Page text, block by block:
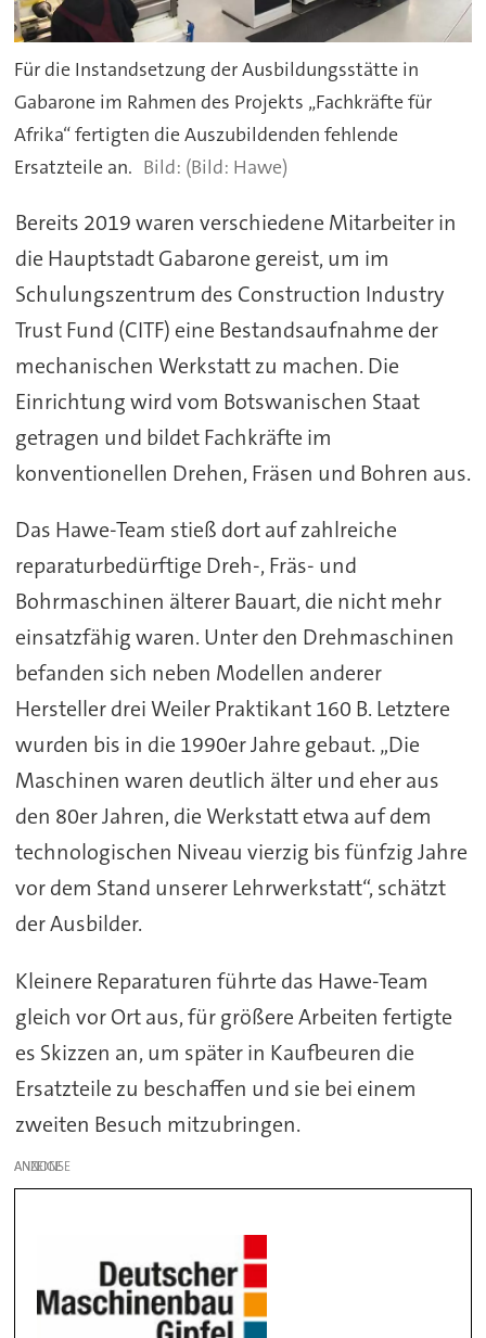
Für die Instandsetzung der Ausbildungsstätte in
Gabarone im Rahmen des Projekts „Fachkräfte für
Afrika“ fertigten die Auszubildenden fehlende
Ersatzteile an.
(Bild: Hawe)
Bereits 2019 waren verschiedene Mitarbeiter in
die Hauptstadt Gabarone gereist, um im
Schulungszentrum des Construction Industry
Trust Fund (CITF) eine Bestandsaufnahme der
mechanischen Werkstatt zu machen. Die
Einrichtung wird vom Botswanischen Staat
getragen und bildet Fachkräfte im
konventionellen Drehen, Fräsen und Bohren aus.
Das Hawe-Team stieß dort auf zahlreiche
reparaturbedürftige Dreh-, Fräs- und
Bohrmaschinen älterer Bauart, die nicht mehr
einsatzfähig waren. Unter den Drehmaschinen
befanden sich neben Modellen anderer
Hersteller drei Weiler Praktikant 160 B. Letztere
wurden bis in die 1990er Jahre gebaut. „Die
Maschinen waren deutlich älter und eher aus
den 80er Jahren, die Werkstatt etwa auf dem
technologischen Niveau vierzig bis fünfzig Jahre
vor dem Stand unserer Lehrwerkstatt“, schätzt
der Ausbilder.
Kleinere Reparaturen führte das Hawe-Team
gleich vor Ort aus, für größere Arbeiten fertigte
es Skizzen an, um später in Kaufbeuren die
Ersatzteile zu beschaffen und sie bei einem
zweiten Besuch mitzubringen.
ANZEIGE